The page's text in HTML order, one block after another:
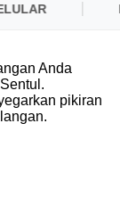
Anda
pikiran